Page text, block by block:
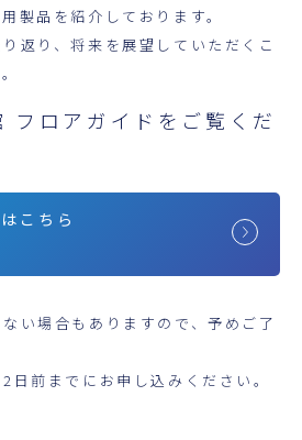
製品を紹介しております。
返り、将来を展望していただくこ
フロアガイドをご覧くだ
こちら
い場合もありますので、予めご了
日前までにお申し込みください。